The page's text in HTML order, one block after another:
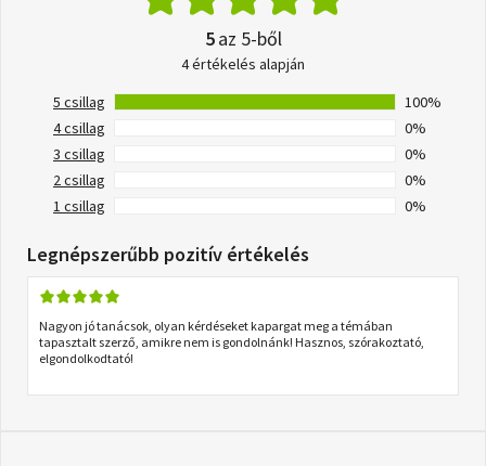
5az 5-ből
4 értékelés alapján
5 csillag
100%
4 csillag
0%
3 csillag
0%
2 csillag
0%
1 csillag
0%
Legnépszerűbb pozitív értékelés
Nagyon jó tanácsok, olyan kérdéseket kapargat meg a témában
tapasztalt szerző, amikre nem is gondolnánk! Hasznos, szórakoztató,
elgondolkodtató!